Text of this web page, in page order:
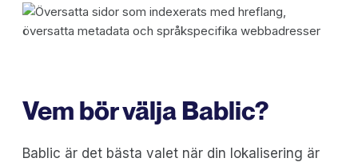
Vem bör välja Bablic?
Bablic är det bästa valet när din lokalisering är